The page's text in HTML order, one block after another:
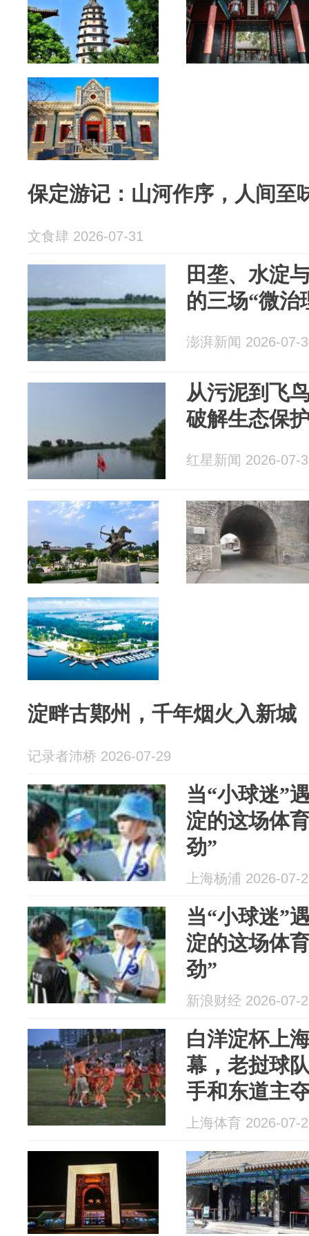
保定游记：山河作序，人间至
文食肆 2026-07-31
田垄、水淀
的三场“微治
澎湃新闻 2026-07-
从污泥到飞
破解生态保
红星新闻 2026-07-
淀畔古鄚州，千年烟火入新城
记录者沛桥 2026-07-29
当“小球迷”
淀的这场体
劲”
上海杨浦 2026-07-
当“小球迷”
淀的这场体
劲”
新浪财经 2026-07-
白洋淀杯上
幕，老挝球
手和东道主
上海体育 2026-07-